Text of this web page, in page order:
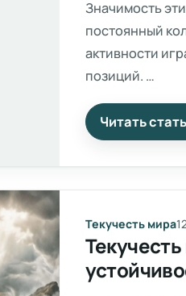
Значимость
постоянный
активности
позиций.
Повседневная
намеченных
важные
Читать
Текучесть мира